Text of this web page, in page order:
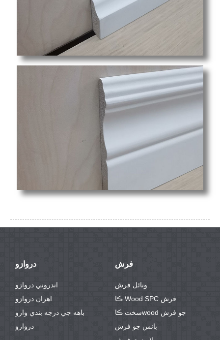
دروازو
اندروني دروازو
اھران دروازو
باهه جي درجه بندي وارو
دروازو
فرش
ونائل فرش
ڪا Wood SPC فرش
سخت ڪاwood جو فرش
بانس جو فرش